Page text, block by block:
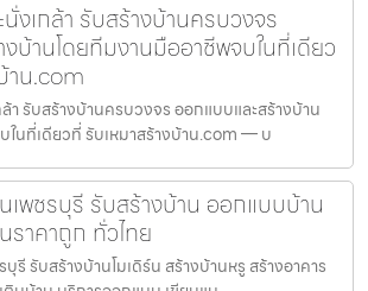
งเกล้า รับสร้างบ้านครบวงจร
บ้านโดยทีมงานมืออาชีพจบในที่เดียว
าน.com
า รับสร้างบ้านครบวงจร ออกแบบและสร้างบ้าน
ในที่เดียวที่ รับเหมาสร้างบ้าน.com — บ
เพชรบุรี รับสร้างบ้าน ออกแบบบ้าน
ราคาถูก ทั่วไทย
บุรี รับสร้างบ้านโมเดิร์น สร้างบ้านหรู สร้างอาคาร